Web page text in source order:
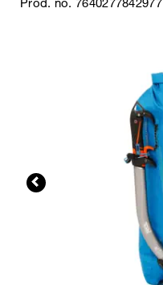
Prod. no. 7640277842977